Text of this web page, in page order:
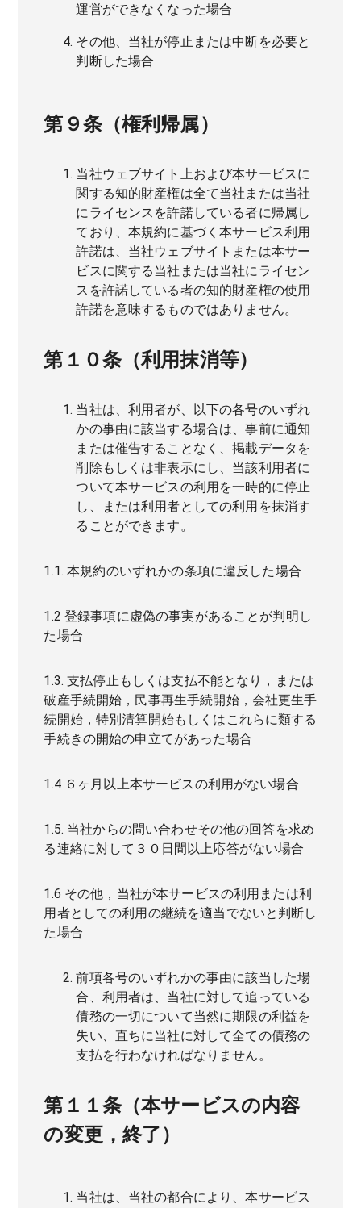
運営ができなくなった場合
その他、当社が停止または中断を必要と
判断した場合
第９条（権利帰属）
当社ウェブサイト上および本サービスに
関する知的財産権は全て当社または当社
にライセンスを許諾している者に帰属し
ており、本規約に基づく本サービス利用
許諾は、当社ウェブサイトまたは本サー
ビスに関する当社または当社にライセン
スを許諾している者の知的財産権の使用
許諾を意味するものではありません。
第１０条（利用抹消等）
当社は、利用者が、以下の各号のいずれ
かの事由に該当する場合は、事前に通知
または催告することなく、掲載データを
削除もしくは非表示にし、当該利用者に
ついて本サービスの利用を一時的に停止
し、または利用者としての利用を抹消す
ることができます。
1.1. 本規約のいずれかの条項に違反した場合
1.2 登録事項に虚偽の事実があることが判明し
た場合
1.3. 支払停止もしくは支払不能となり，または
破産手続開始，民事再生手続開始，会社更生手
続開始，特別清算開始もしくはこれらに類する
手続きの開始の申立てがあった場合
1.4 ６ヶ月以上本サービスの利用がない場合
1.5. 当社からの問い合わせその他の回答を求め
る連絡に対して３０日間以上応答がない場合
1.6 その他，当社が本サービスの利用または利
用者としての利用の継続を適当でないと判断し
た場合
前項各号のいずれかの事由に該当した場
合、利用者は、当社に対して追っている
債務の一切について当然に期限の利益を
失い、直ちに当社に対して全ての債務の
支払を行わなければなりません。
第１１条（本サービスの内容
の変更，終了）
当社は、当社の都合により、本サービス